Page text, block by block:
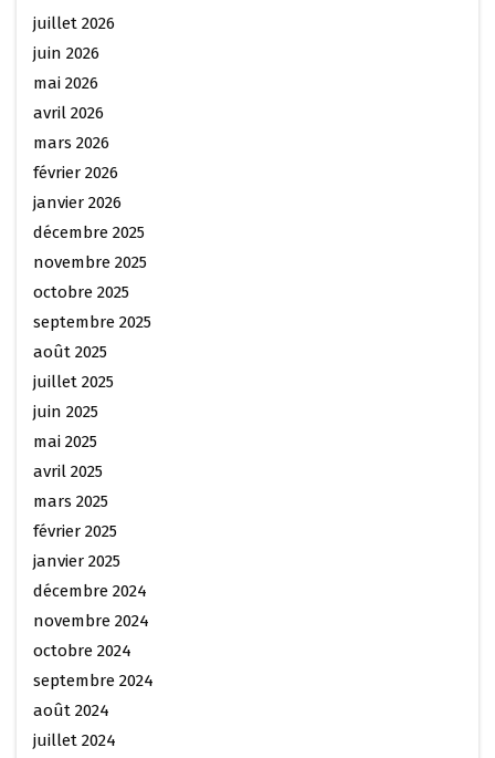
juillet 2026
juin 2026
mai 2026
avril 2026
mars 2026
février 2026
janvier 2026
décembre 2025
novembre 2025
octobre 2025
septembre 2025
août 2025
juillet 2025
juin 2025
mai 2025
avril 2025
mars 2025
février 2025
janvier 2025
décembre 2024
novembre 2024
octobre 2024
septembre 2024
août 2024
juillet 2024